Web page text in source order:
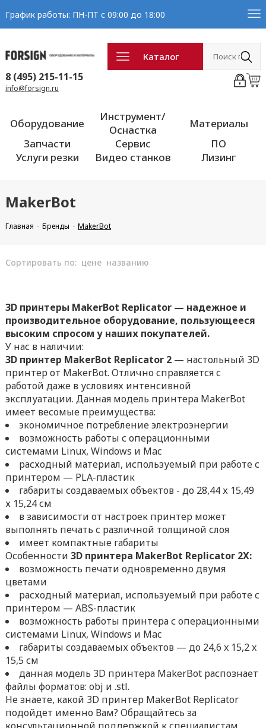
График работы: ПН-ПТ с 09:00 до 18:00
Каталог
8 (495) 215-11-15
info@forsign.ru
Оборудование
Инструмент/
Оснастка
Материалы
Запчасти
Сервис
ПО
Услуги резки
Видео станков Лизинг
MakerBot
Главная Бренды MakerBot
Сортировать по: цене названию
3D принтеры MakerBot Replicator — надежное и
производительное оборудование, пользующееся
высоким спросом у наших покупателей.
У нас в наличии:
3D принтер MakerBot Replicator 2— настольный 3D
принтер от MakerBot. Отлично справляется с
работой даже в условиях интенсивной
эксплуатации. Данная модель принтера MakerBot
имеет весомые преимущества:
экономичное потребление электроэнергии
возможность работы с операционными
системами Linux, Windows и Mac
расходный материал, используемый при работе с
принтером — PLA-пластик
габариты создаваемых объектов - до 28,44 х 15,49
х 15,24 см
в зависимости от настроек принтер может
выполнять печать с различной толщиной слоя
имеет компактные габариты
Особенности 3D принтера MakerBot Replicator 2X:
возможность печати одновременно двумя
цветами
расходный материал, используемый при работе с
принтером — ABS-пластик
возможность работы принтера с операционными
системами Linux, Windows и Mac
габариты создаваемых объектов — до 24,6 x 15,2 x
15,5 см
данная модель 3D принтера MakerBot распознает
файлы форматов: obj и .stl.
Не знаете, какой 3D принтер MakerBot Replicator
подойдет именно Вам? Обращайтесь за